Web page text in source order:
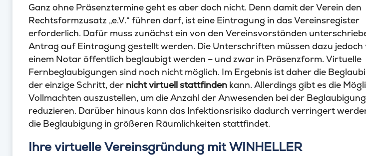
Ganz ohne Präsenztermine geht es aber doch nicht. Denn damit der Verein den
Rechtsformzusatz „e.V.“ führen darf, ist eine Eintragung in das Vereinsregister
erforderlich. Dafür muss zunächst ein von den Vereinsvorständen
Antrag auf Eintragung gestellt werden. Die Unterschriften müssen dazu jedoch
einem Notar öffentlich beglaubigt werden – und zwar in Präsenzform. Virtuelle
Fernbeglaubigungen sind noch nicht möglich. Im Ergebnis ist daher die
der einzige Schritt, der nicht virtuell stattfinden kann. Allerdings gibt es die
Vollmachten auszustellen, um die Anzahl der Anwesenden bei der
reduzieren. Darüber hinaus kann das Infektionsrisiko dadurch verringert
die Beglaubigung in größeren Räumlichkeiten stattfindet.
Ihre virtuelle Vereinsgründung mit WINHELLER